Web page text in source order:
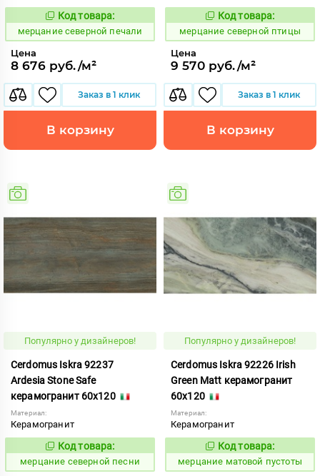
979320
Код товара:
мерцание северной печали
Цена
8 676 руб./м²
Заказ в 1 клик
В корзину
979323
Код товара:
мерцание северной птицы
Цена
9 570 руб./м²
Заказ в 1 клик
В корзину
Популярно у дизайнеров!
Cerdomus Iskra 92237
Ardesia Stone Safe
керамогранит 60x120
Материал:
Керамогранит
979319
Код товара:
мерцание северной песни
Популярно у дизайнеров!
Cerdomus Iskra 92226 Irish
Green Matt керамогранит
60x120
Материал:
Керамогранит
975449
Код товара:
мерцание матовой пустоты